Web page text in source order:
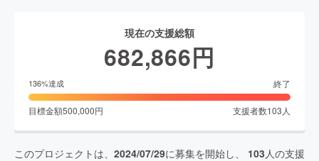
現在の支援総額
682,866円
136%達成 終了
目標金額500,000円 支援者数103 人
このプロジェクトは、 2024/07/29に募集を開始し、 103 人の支援